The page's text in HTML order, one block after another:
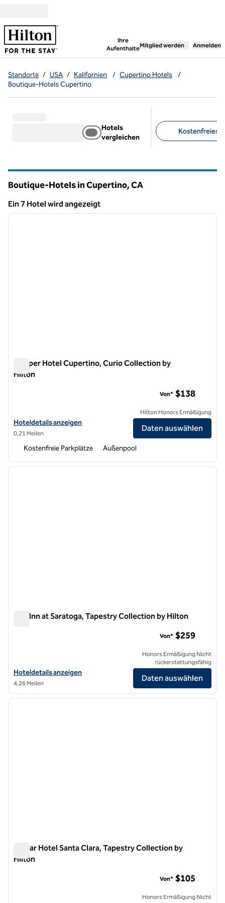
Ihre
Aufenthalte
,öffnet neue
Mitglied werden Anmelden
Standorte / USA / Kalifornien / Cupertino Hotels
/
Boutique-Hotels Cupertino
Hotels
vergleichen
Kostenfreies
Boutique-Hotels in Cupertino,CA
Ein 7 Hotel wird angezeigt
Ein 7 Hotel wird angezeigt
1 von 12
Juniper Hotel Cupertino, Curio Collection by
Hilton
Hoteldetails für Juniper Hotel Cupertino, Curio Collection by Hilton
Hoteldetails anzeigen
0,21 Meilen
Von* $138
Hilton Honors Ermäßigung
Daten auswählen
Kostenfreie Parkplätze Außenpool
1 von 12
The Inn at Saratoga, Tapestry Collection by Hilton
Hoteldetails für The Inn at Saratoga, Tapestry Collection by Hilton
Hoteldetails anzeigen
4,26 Meilen
Von* $259
Honors Ermäßigung Nicht
rückerstattungsfähig
Daten auswählen
1/12
1 von 12
Avatar Hotel Santa Clara, Tapestry Collection by
Hilton
Von* $105
Honors Ermäßigung Nicht